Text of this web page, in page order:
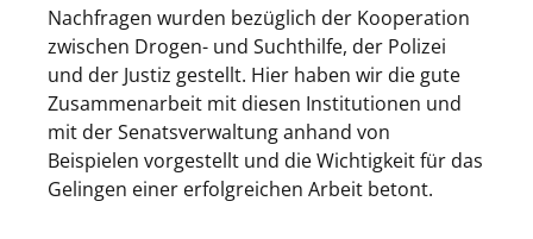
Nachfragen wurden bezüglich der Kooperation
zwischen Drogen- und Suchthilfe, der Polizei
und der Justiz gestellt. Hier haben wir die gute
Zusammenarbeit mit diesen Institutionen und
mit der Senatsverwaltung anhand von
Beispielen vorgestellt und die Wichtigkeit für das
Gelingen einer erfolgreichen Arbeit betont.